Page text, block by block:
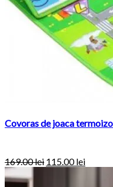
Covoras de joaca
169.00 lei 115.00 lei